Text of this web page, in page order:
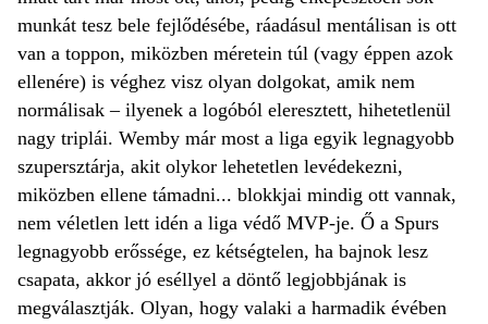
munkát tesz bele fejlődésébe, ráadásul mentálisan is ott
van a toppon, miközben méretein túl (vagy éppen azok
ellenére) is véghez visz olyan dolgokat, amik nem
normálisak – ilyenek a logóból eleresztett, hihetetlenül
nagy triplái. Wemby már most a liga egyik legnagyobb
szupersztárja, akit olykor lehetetlen levédekezni,
miközben ellene támadni... blokkjai mindig ott vannak,
nem véletlen lett idén a liga védő MVP-je. Ő a Spurs
legnagyobb erőssége, ez kétségtelen, ha bajnok lesz
csapata, akkor jó eséllyel a döntő legjobbjának is
megválasztják. Olyan, hogy valaki a harmadik évében